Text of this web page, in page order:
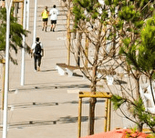
sociaux